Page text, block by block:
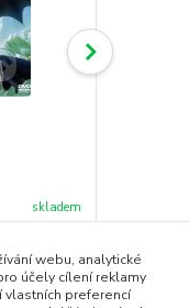
skladem
webu, analytické
účely cílení reklamy
vlastních preferencí